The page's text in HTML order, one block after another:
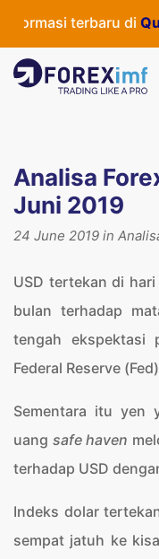
terbaru di
Analisa
Juni 2019
24 June 2019 in
USD tertekan di
bulan terhadap
tengah ekspektasi
Federal Reserve
Sementara itu yen
uang safe haven
terhadap USD
Indeks dolar
sempat jatuh ke